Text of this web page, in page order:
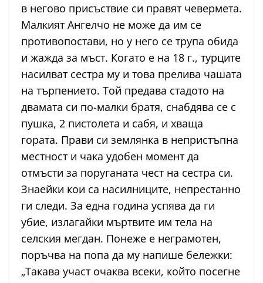
в негово присъствие си правят чевермета.
Малкият Ангелчо не може да им се
противопостави, но у него се трупа обида
и жажда за мъст. Когато е на 18 г., турците
насилват сестра му и това прелива чашата
на търпението. Той предава стадото на
двамата си по-малки братя, снабдява се с
пушка, 2 пистолета и сабя, и хваща
гората. Прави си землянка в непристъпна
местност и чака удобен момент да
отмъсти за поруганата чест на сестра си.
Знаейки кои са насилниците, непрестанно
ги следи. За една година успява да ги
убие, излагайки мъртвите им тела на
селския мегдан. Понеже е неграмотен,
поръчва на попа да му напише бележки:
„Такава участ очаква всеки, който посегне